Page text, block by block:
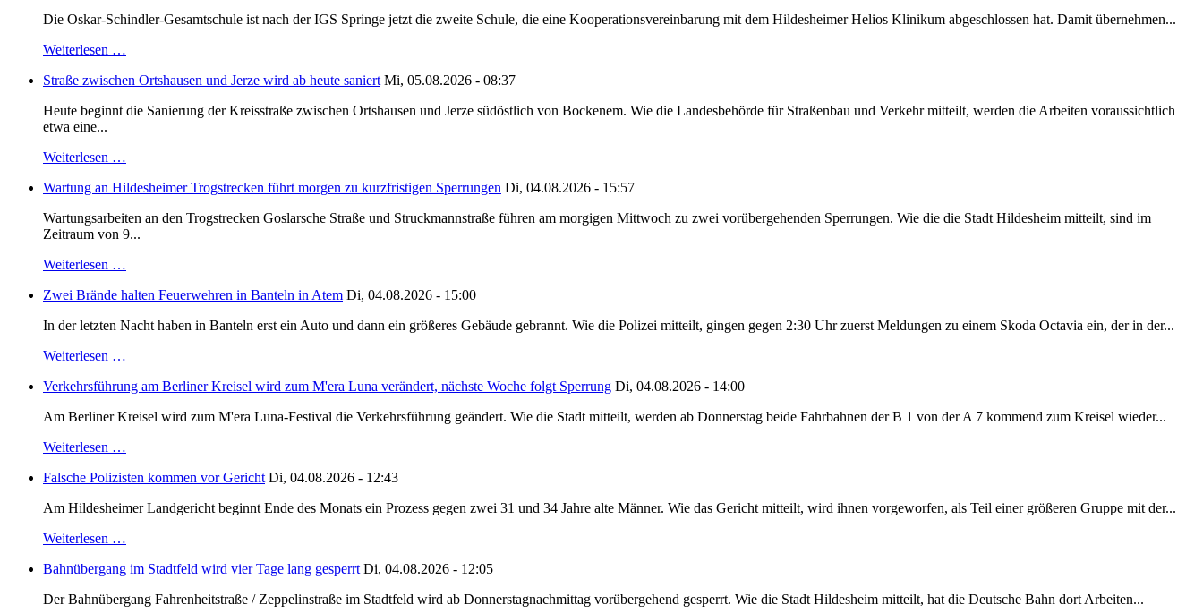
Die Oskar-Schindler-Gesamtschule ist nach der IGS Springe jetzt die zweite Schule, die eine Kooperationsvereinbarung mit dem Hildesheimer Helios Klinikum abgeschlossen hat. Damit übernehmen...
Weiterlesen …
Straße zwischen Ortshausen und Jerze wird ab heute saniert Mi, 05.08.2026 - 08:37
Heute beginnt die Sanierung der Kreisstraße zwischen Ortshausen und Jerze südöstlich von Bockenem. Wie die Landesbehörde für Straßenbau und Verkehr mitteilt, werden die Arbeiten voraussichtlich
etwa eine...
Weiterlesen …
Wartung an Hildesheimer Trogstrecken führt morgen zu kurzfristigen Sperrungen Di, 04.08.2026 - 15:57
Wartungsarbeiten an den Trogstrecken Goslarsche Straße und Struckmannstraße führen am morgigen Mittwoch zu zwei vorübergehenden Sperrungen. Wie die die Stadt Hildesheim mitteilt, sind im
Zeitraum von 9...
Weiterlesen …
Zwei Brände halten Feuerwehren in Banteln in Atem Di, 04.08.2026 - 15:00
In der letzten Nacht haben in Banteln erst ein Auto und dann ein größeres Gebäude gebrannt. Wie die Polizei mitteilt, gingen gegen 2:30 Uhr zuerst Meldungen zu einem Skoda Octavia ein, der in der...
Weiterlesen …
Verkehrsführung am Berliner Kreisel wird zum M'era Luna verändert, nächste Woche folgt Sperrung Di, 04.08.2026 - 14:00
Am Berliner Kreisel wird zum M'era Luna-Festival die Verkehrsführung geändert. Wie die Stadt mitteilt, werden ab Donnerstag beide Fahrbahnen der B 1 von der A 7 kommend zum Kreisel wieder...
Weiterlesen …
Falsche Polizisten kommen vor Gericht Di, 04.08.2026 - 12:43
Am Hildesheimer Landgericht beginnt Ende des Monats ein Prozess gegen zwei 31 und 34 Jahre alte Männer. Wie das Gericht mitteilt, wird ihnen vorgeworfen, als Teil einer größeren Gruppe mit der...
Weiterlesen …
Bahnübergang im Stadtfeld wird vier Tage lang gesperrt Di, 04.08.2026 - 12:05
Der Bahnübergang Fahrenheitstraße / Zeppelinstraße im Stadtfeld wird ab Donnerstagnachmittag vorübergehend gesperrt. Wie die Stadt Hildesheim mitteilt, hat die Deutsche Bahn dort Arbeiten...